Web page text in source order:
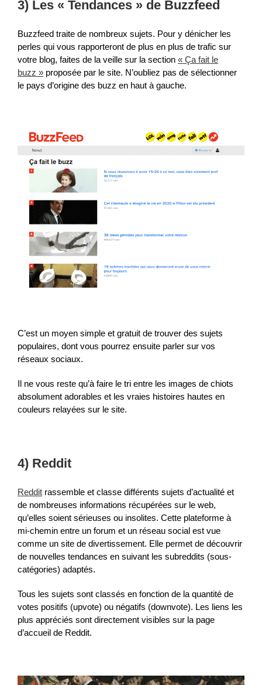
3) Les « Tendances » de Buzzfeed
Buzzfeed traite de nombreux sujets. Pour y dénicher les
perles qui vous rapporteront de plus en plus de trafic sur
votre blog, faites de la veille sur la section « Ça fait le
buzz » proposée par le site. N’oubliez pas de sélectionner
le pays d’origine des buzz en haut à gauche.
C’est un moyen simple et gratuit de trouver des sujets
populaires, dont vous pourrez ensuite parler sur vos
réseaux sociaux.
Il ne vous reste qu’à faire le tri entre les images de chiots
absolument adorables et les vraies histoires hautes en
couleurs relayées sur le site.
4) Reddit
Reddit rassemble et classe différents sujets d’actualité et
de nombreuses informations récupérées sur le web,
qu’elles soient sérieuses ou insolites. Cette plateforme à
mi-chemin entre un forum et un réseau social est vue
comme un site de divertissement. Elle permet de découvrir
de nouvelles tendances en suivant les subreddits (sous-
catégories) adaptés.
Tous les sujets sont classés en fonction de la quantité de
votes positifs (upvote) ou négatifs (downvote). Les liens les
plus appréciés sont directement visibles sur la page
d’accueil de Reddit.